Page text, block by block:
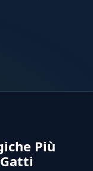
Più